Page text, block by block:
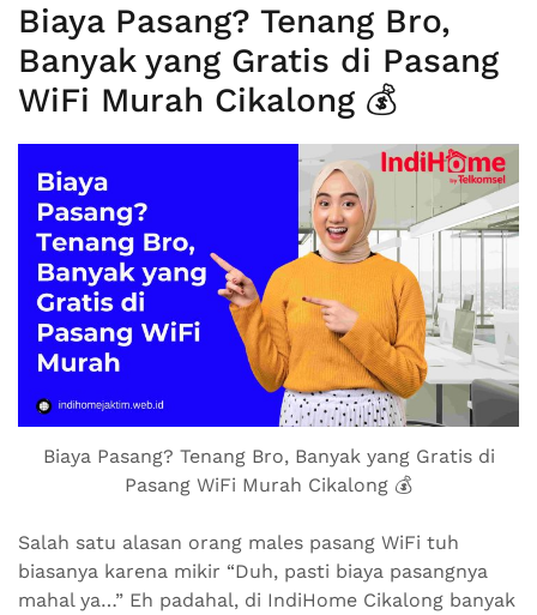
Biaya Pasang? Tenang Bro,
Banyak yang Gratis di Pasang
WiFi Murah Cikalong 💰
Biaya Pasang? Tenang Bro, Banyak yang Gratis di
Pasang WiFi Murah Cikalong 💰
Salah satu alasan orang males pasang WiFi tuh
biasanya karena mikir “Duh, pasti biaya pasangnya
mahal ya…” Eh padahal, di IndiHome Cikalong banyak